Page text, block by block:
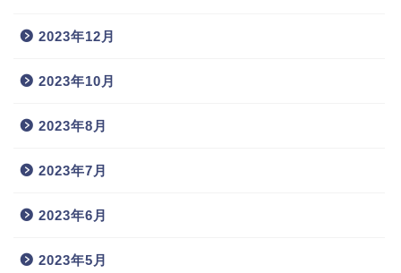
2023年12月
2023年10月
2023年8月
2023年7月
2023年6月
2023年5月